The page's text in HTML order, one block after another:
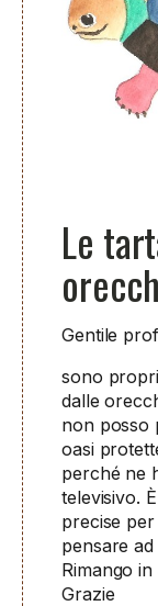
Le
Gentile
sono
dalle
non posso
oasi
perché ne
televisivo.
precise
pensare
Rimango
Grazie